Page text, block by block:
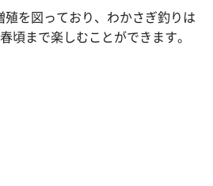
を図っており、わかさぎ釣りは
頃まで楽しむことができます。